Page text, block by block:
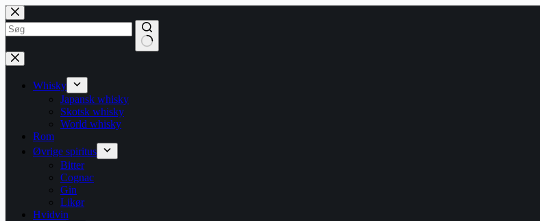
Fortsæt
til
indhold
Ingen
resultater
Whisky
Japansk whisky
Skotsk whisky
World whisky
Rom
Øvrige spiritus
Bitter
Cognac
Gin
Likør
Hvidvin